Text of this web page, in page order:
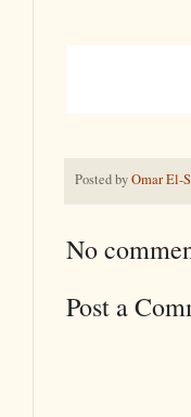
Posted byOmar El-
No
Post a